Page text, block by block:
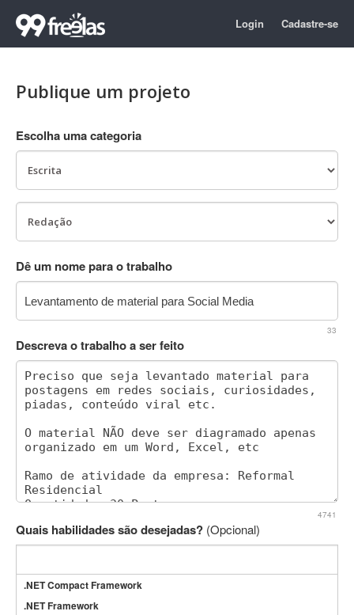
Login Cadastre-se
Publique um projeto
Escolha uma categoria
Dê um nome para o trabalho
33
Descreva o trabalho a ser feito
4741
Quais habilidades são desejadas? (Opcional)
.NET Compact Framework
.NET Framework